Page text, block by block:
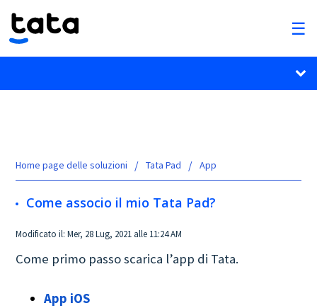
Home page delle soluzioni Tata Pad App
Come associo il mio Tata Pad?
Modificato il: Mer, 28 Lug, 2021 alle 11:24 AM
Come primo passo scarica l’app di Tata.
App iOS